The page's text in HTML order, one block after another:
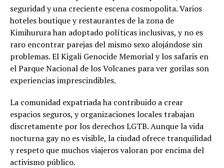
seguridad y una creciente escena cosmopolita. Varios
hoteles boutique y restaurantes de la zona de
Kimihurura han adoptado políticas inclusivas, y no es
raro encontrar parejas del mismo sexo alojándose sin
problemas. El Kigali Genocide Memorial y los safaris en
el Parque Nacional de los Volcanes para ver gorilas son
experiencias imprescindibles.
La comunidad expatriada ha contribuido a crear
espacios seguros, y organizaciones locales trabajan
discretamente por los derechos LGTB. Aunque la vida
nocturna gay no es visible, la ciudad ofrece tranquilidad
y respeto que muchos viajeros valoran por encima del
activismo público.